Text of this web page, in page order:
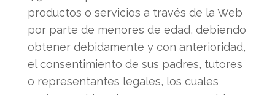
productos o servicios a través de la Web
por parte de menores de edad, debiendo
obtener debidamente y con anterioridad,
el consentimiento de sus padres, tutores
o representantes legales, los cuales